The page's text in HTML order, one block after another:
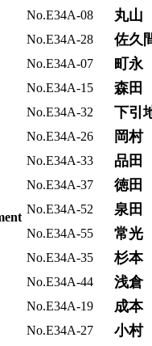
No.E34A-08 丸山
No.E34A-28 佐久
No.E34A-07 町
No.E34A-15 森
No.E34A-32 下引
No.E34A-26 岡
No.E34A-33 品田
No.E34A-37 徳田
No.E34A-52 泉田
No.E34A-55 常光
No.E34A-35 杉本
No.E34A-44 浅倉
No.E34A-19 成本
No.E34A-27 小村